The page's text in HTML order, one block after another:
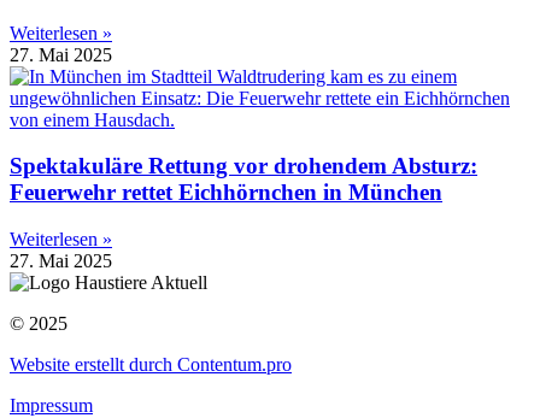
Weiterlesen »
27. Mai 2025
Spektakuläre Rettung vor drohendem Absturz:
Feuerwehr rettet Eichhörnchen in München
Weiterlesen »
27. Mai 2025
© 2025
Website erstellt durch Contentum.pro
Impressum